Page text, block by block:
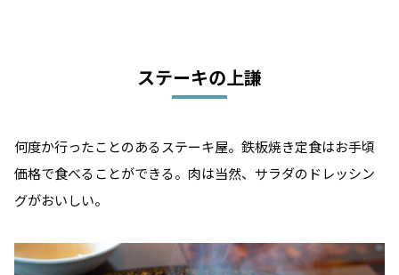
ステーキの上謙
何度か行ったことのあるステーキ屋。鉄板焼き定食はお手頃
価格で食べることができる。肉は当然、サラダのドレッシン
グがおいしい。